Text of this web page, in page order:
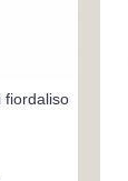
fiordaliso